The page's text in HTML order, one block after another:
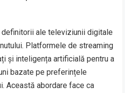
ale televiziunii digitale
Platformele de streaming
și inteligența artificială pentru a
bazate pe preferințele
Această abordare face ca